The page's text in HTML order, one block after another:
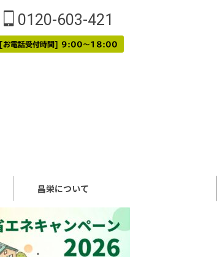
0120-603-421
[お電話受付時間] 9:00～18:00
昌栄について